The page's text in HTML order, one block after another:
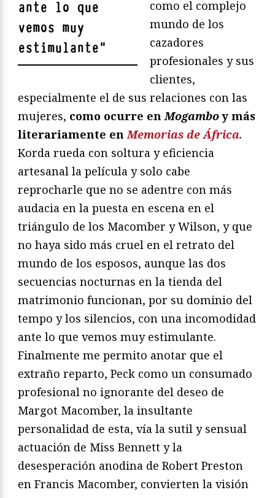
ante lo que
vemos muy
estimulante"
como el complejo
mundo de los
cazadores
profesionales y sus
clientes,
especialmente el de sus relaciones con las
mujeres, como ocurre enMogamboy más
literariamente enMemorias de África.
Korda rueda con soltura y eficiencia
artesanal la película y solo cabe
reprocharle que no se adentre con más
audacia en la puesta en escena en el
triángulo de los Macomber y Wilson, y que
no haya sido más cruel en el retrato del
mundo de los esposos, aunque las dos
secuencias nocturnas en la tienda del
matrimonio funcionan, por su dominio del
tempo y los silencios, con una incomodidad
ante lo que vemos muy estimulante.
Finalmente me permito anotar que el
extraño reparto, Peck como un consumado
profesional no ignorante del deseo de
Margot Macomber, la insultante
personalidad de esta, vía la sutil y sensual
actuación de Miss Bennett y la
desesperación anodina de Robert Preston
en Francis Macomber, convierten la visión